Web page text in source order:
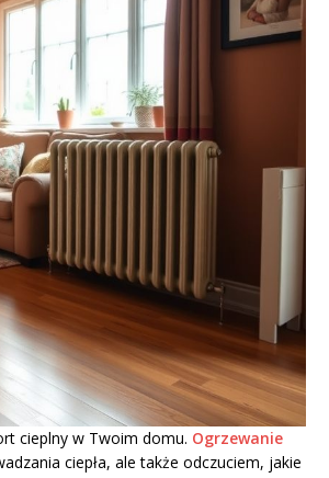
cieplny w Twoim domu. Ogrzewanie
ciepła, ale także odczuciem, jakie